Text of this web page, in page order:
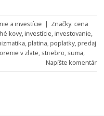
a investície | Značky: cena
kovy,investície,investovanie,
,platina,poplatky,predaj
v zlate, striebro, suma,
Napíšte komentár